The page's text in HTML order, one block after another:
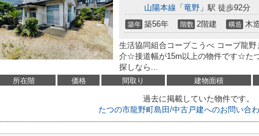
山陽本線 「 竜野 」駅 徒歩92分
築年 築56年 階数 2階建 構造 木
生活協同組合コープこうべ コープ龍
介☆接道幅が15m以上の物件です☆た
探しなら...
所在階 価格 間取り 建物面積
過去に掲載していた物件です。
たつの市龍野町島田/中古戸建へのお問い合